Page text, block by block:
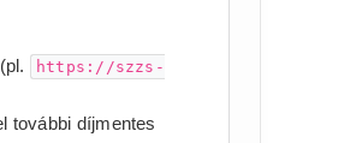
https://szzs-
további díjmentes